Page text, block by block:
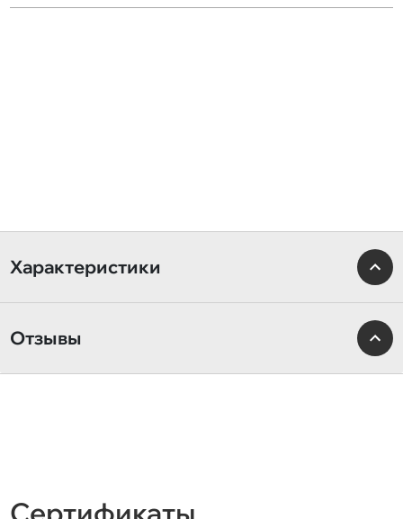
Характеристики
Отзывы